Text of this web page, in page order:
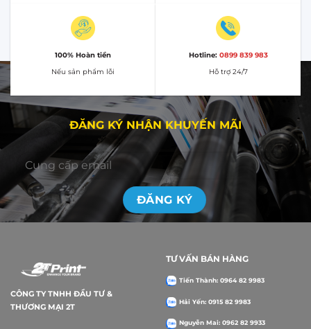
100% Hoàn tiền
Nếu sản phẩm lỗi
Hotline: 0899 839 983
Hỗ trợ 24/7
ĐĂNG KÝ NHẬN KHUYẾN MÃI
CÔNG TY TNHH ĐẦU TƯ &
THƯƠNG MẠI 2T
TƯ VẤN BÁN HÀNG
Tiến Thành: 0964 82 9983
Hải Yến: 0915 82 9983
Nguyễn Mai: 0962 82 9933